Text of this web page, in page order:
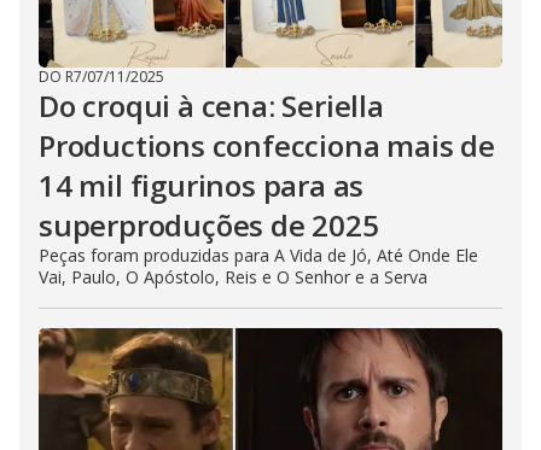
DO R7/07/11/2025
Do croqui à cena: Seriella
Productions confecciona mais de
14 mil figurinos para as
superproduções de 2025
Peças foram produzidas para A Vida de Jó, Até Onde Ele
Vai, Paulo, O Apóstolo, Reis e O Senhor e a Serva